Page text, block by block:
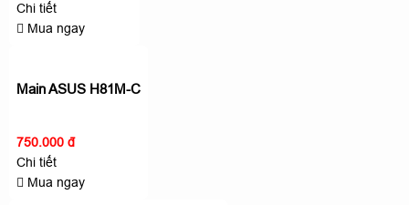
Chi tiết
Mua ngay
Main ASUS H81M-C
750.000 đ
Chi tiết
Mua ngay